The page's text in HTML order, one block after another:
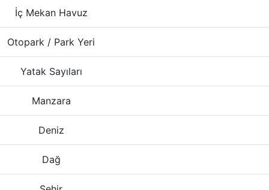
İç Mekan Havuz
Otopark / Park Yeri
Yatak Sayıları
Manzara
Deniz
Dağ